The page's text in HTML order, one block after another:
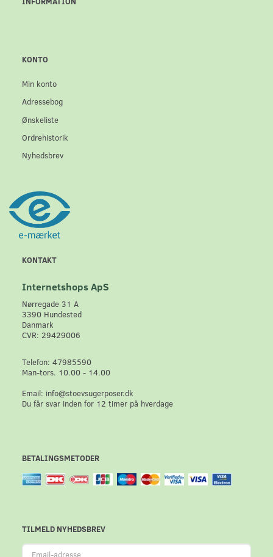
KONTO
Min konto
Adressebog
Ønskeliste
Ordrehistorik
Nyhedsbrev
KONTAKT
Internetshops ApS
Nørregade 31 A
3390 Hundested
Danmark
CVR: 29429006
Telefon: 47985590
Man-tors. 10.00 - 14.00
Email: info@stoevsugerposer.dk
Du får svar inden for 12 timer på hverdage
BETALINGSMETODER
TILMELD NYHEDSBREV
Email-